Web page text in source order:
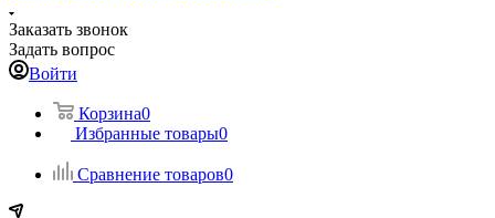
Заказать звонок
Задать вопрос
Войти
Корзина0
Избранные товары0
Сравнение товаров0